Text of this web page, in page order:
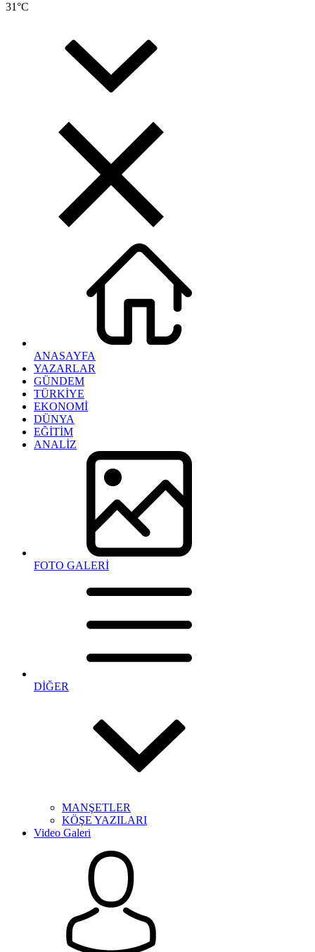
31°C
ANASAYFA
YAZARLAR
GÜNDEM
TÜRKİYE
EKONOMİ
DÜNYA
EĞİTİM
ANALİZ
FOTO GALERİ
DİĞER
MANŞETLER
KÖŞE YAZILARI
Video Galeri